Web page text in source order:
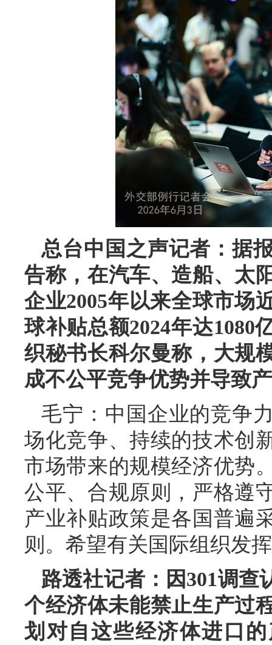
总台中国之声记者：据
告称，在汽车、造船、太
企业2005年以来全球市场
球补贴总额2024年达1080
织秘书长科尔曼称，大规
成不公平竞争优势并导致
毛宁：中国企业的竞争
场化竞争、持续的技术创
市场带来的规模经济优势
公平、合规原则，严格遵
产业补贴政策是各国普遍
则。希望有关国际组织发
路透社记者：因301调查
个经济体未能禁止生产过
划对自这些经济体进口